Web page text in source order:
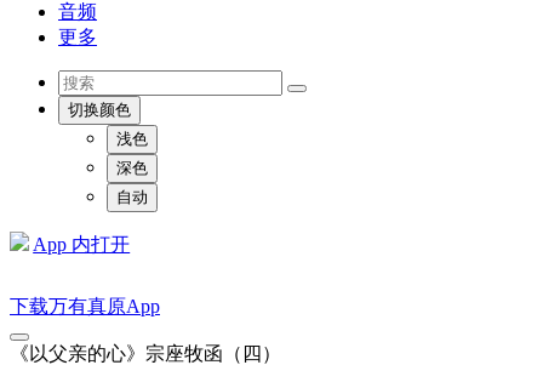
音频
更多
切换颜色
浅色
深色
自动
App 内打开
下载万有真原App
《以父亲的心》宗座牧函（四）